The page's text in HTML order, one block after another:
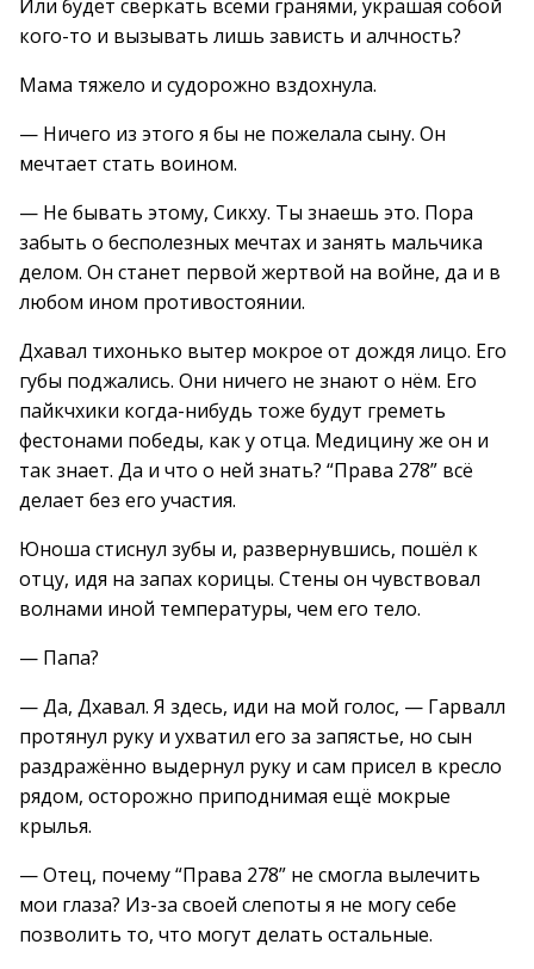
Или будет сверкать всеми гранями, украшая собой
кого-то и вызывать лишь зависть и алчность?
Мама тяжело и судорожно вздохнула.
— Ничего из этого я бы не пожелала сыну. Он
мечтает стать воином.
— Не бывать этому, Сикху. Ты знаешь это. Пора
забыть о бесполезных мечтах и занять мальчика
делом. Он станет первой жертвой на войне, да и в
любом ином противостоянии.
Дхавал тихонько вытер мокрое от дождя лицо. Его
губы поджались. Они ничего не знают о нём. Его
пайкчхики когда-нибудь тоже будут греметь
фестонами победы, как у отца. Медицину же он и
так знает. Да и что о ней знать? “Права 278” всё
делает без его участия.
Юноша стиснул зубы и, развернувшись, пошёл к
отцу, идя на запах корицы. Стены он чувствовал
волнами иной температуры, чем его тело.
— Папа?
— Да, Дхавал. Я здесь, иди на мой голос, — Гарвалл
протянул руку и ухватил его за запястье, но сын
раздражённо выдернул руку и сам присел в кресло
рядом, осторожно приподнимая ещё мокрые
крылья.
— Отец, почему “Права 278” не смогла вылечить
мои глаза? Из-за своей слепоты я не могу себе
позволить то, что могут делать остальные.